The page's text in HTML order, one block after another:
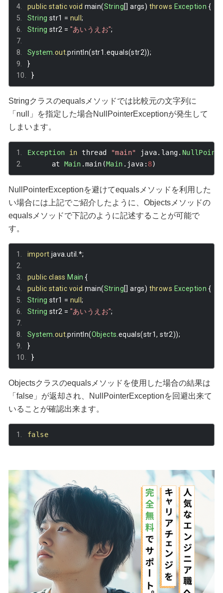
public static void main(String[] args) throws Exception {
String str1 = null;
String str2 = "あいうえお";
System out.println(str1 equals(str2));
}
}
Stringクラスのequalsメソッドでは比較元の文字列に
「null」を指定した場合NullPointerExceptionが発生して
しまいます。
Exception in thread "main" java. lang.
	at
Main .main (Main . java : 8)
NullPointerExceptionを避けてequalsメソッドを利用した
い場合には上記でご紹介したように、Objectsメソッドの
equalsメソッドで下記のように記述することが可能で
す。
import java util .*;
public class Main {
public static void main(String[] args) throws Exception {
String str1 = null;
String str2 = "あいうえお";
System out.println(Objects equals(str1, str2));
}
}
Objectsクラスのequalsメソッドを使用した場合の結果は
「false」が返却され、NullPointerExceptionを回避出来て
いることが確認出来ます。
false